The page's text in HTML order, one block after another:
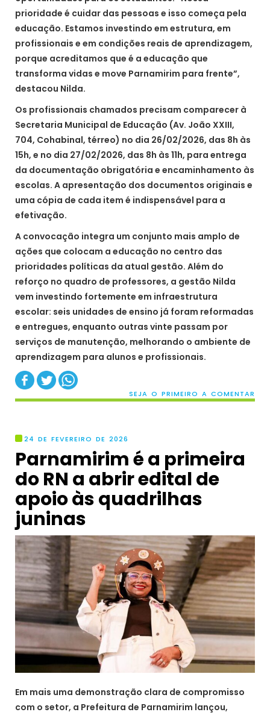
prioridade é cuidar das pessoas e isso começa pela
educação. Estamos investindo em estrutura, em
profissionais e em condições reais de aprendizagem,
porque acreditamos que é a educação que
transforma vidas e move Parnamirim para frente”,
destacou Nilda.
Os profissionais chamados precisam comparecer à
Secretaria Municipal de Educação (Av. João XXIII,
704, Cohabinal, térreo) no dia 26/02/2026, das 8h às
15h, e no dia 27/02/2026, das 8h às 11h, para entrega
da documentação obrigatória e encaminhamento às
escolas. A apresentação dos documentos originais e
uma cópia de cada item é indispensável para a
efetivação.
A convocação integra um conjunto mais amplo de
ações que colocam a educação no centro das
prioridades políticas da atual gestão. Além do
reforço no quadro de professores, a gestão Nilda
vem investindo fortemente em infraestrutura
escolar: seis unidades de ensino já foram reformadas
e entregues, enquanto outras vinte passam por
serviços de manutenção, melhorando o ambiente de
aprendizagem para alunos e profissionais.
SEJA O PRIMEIRO A COMENTAR
24 DE FEVEREIRO DE 2026
Parnamirim é a primeira
do RN a abrir edital de
apoio às quadrilhas
juninas
Em mais uma demonstração clara de compromisso
com o setor, a Prefeitura de Parnamirim lançou,